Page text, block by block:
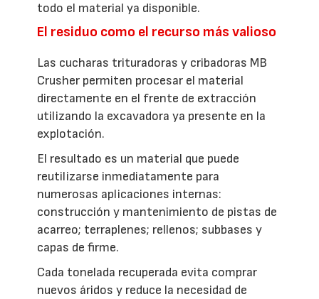
todo el material ya disponible.
El residuo como el recurso más valioso
Las cucharas trituradoras y cribadoras MB
Crusher permiten procesar el material
directamente en el frente de extracción
utilizando la excavadora ya presente en la
explotación.
El resultado es un material que puede
reutilizarse inmediatamente para
numerosas aplicaciones internas:
construcción y mantenimiento de pistas de
acarreo; terraplenes; rellenos; subbases y
capas de firme.
Cada tonelada recuperada evita comprar
nuevos áridos y reduce la necesidad de